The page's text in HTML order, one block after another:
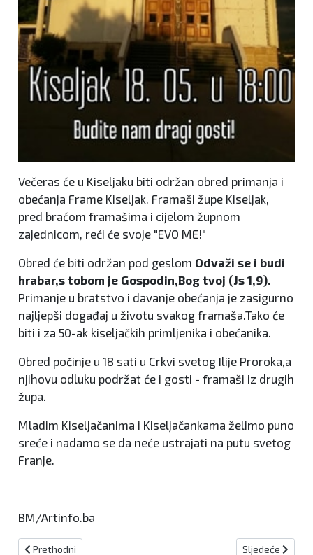
Večeras će u Kiseljaku biti održan obred primanja i
obećanja Frame Kiseljak. Framaši župe Kiseljak,
pred braćom framašima i cijelom župnom
zajednicom, reći će svoje "EVO ME!"
Obred će biti održan pod geslom Odvaži se i budi
hrabar,s tobom je Gospodin,Bog tvoj (Js 1,9).
Primanje u bratstvo i davanje obećanja je zasigurno
najljepši događaj u životu svakog framaša.Tako će
biti i za 50-ak kiseljačkih primljenika i obećanika.
Obred počinje u 18 sati u Crkvi svetog Ilije Proroka,a
njihovu odluku podržat će i gosti - framaši iz drugih
župa.
Mladim Kiseljačanima i Kiseljačankama želimo puno
sreće i nadamo se da neće ustrajati na putu svetog
Franje.
BM/Artinfo.ba
Prethodni članak: ŽSB i Sarajevo: Najavljene radarske kontrole za
Prethodni Sljedeći članak:
Sljedeće